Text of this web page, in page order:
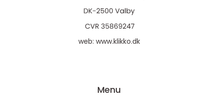
web: www.klikko.dk
Menu